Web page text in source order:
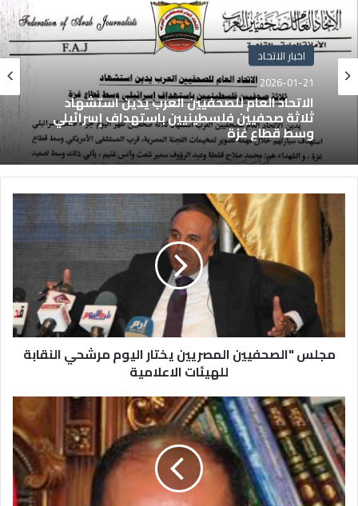
اخبار الاتحاد
2026-01-21
الاتحاد العام للصحفيين العرب يدين استشهاد
ثلاثة صحفيين فلسطينيين باستهداف إسرائيلي
وسط قطاع غزة
مجلس "الصحفيين المصريين يختار اليوم مرشحي النقابة
للهيئات الاعلامية